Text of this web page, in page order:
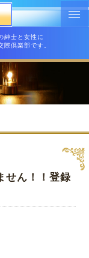
紳士と女性に
倶楽部です。
せん！！登録